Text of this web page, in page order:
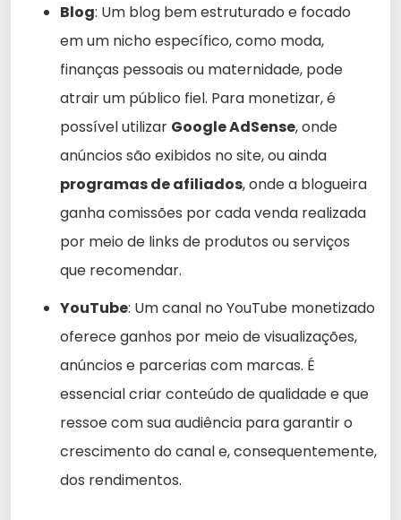
Blog: Um blog bem estruturado e focado
em um nicho específico, como moda,
finanças pessoais ou maternidade, pode
atrair um público fiel. Para monetizar, é
possível utilizar Google AdSense, onde
anúncios são exibidos no site, ou ainda
programas de afiliados, onde a blogueira
ganha comissões por cada venda realizada
por meio de links de produtos ou serviços
que recomendar.
YouTube: Um canal no YouTube monetizado
oferece ganhos por meio de visualizações,
anúncios e parcerias com marcas. É
essencial criar conteúdo de qualidade e que
ressoe com sua audiência para garantir o
crescimento do canal e, consequentemente,
dos rendimentos.